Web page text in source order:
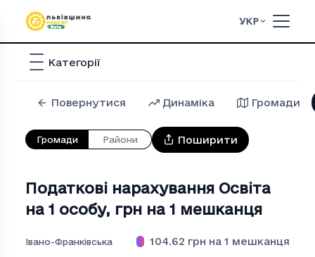
УКР
Категорії
Повернутися Динаміка Громади
Громади Райони Поширити
Податкові нарахування Освiта
на 1 особу, грн на 1 мешканця
Івано-Франківська 104.62 грн на 1 мешканця